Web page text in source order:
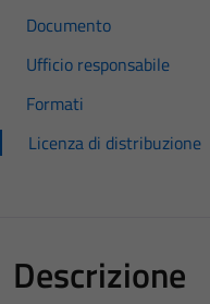
Documento
Ufficio responsabile
Formati
Licenza di distribuzione
Descrizione